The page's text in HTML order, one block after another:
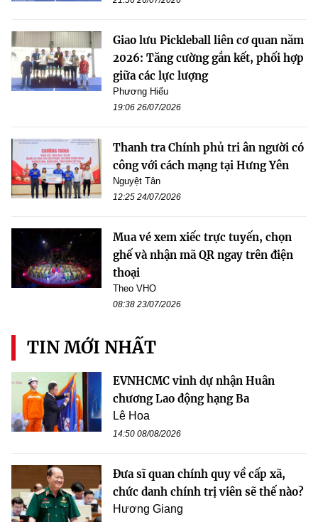
Giao lưu Pickleball liên cơ quan năm
2026: Tăng cường gắn kết, phối hợp
giữa các lực lượng
Phương Hiếu
19:06 26/07/2026
Thanh tra Chính phủ tri ân người có
công với cách mạng tại Hưng Yên
Nguyệt Tân
12:25 24/07/2026
Mua vé xem xiếc trực tuyến, chọn
ghế và nhận mã QR ngay trên điện
thoại
Theo VHO
08:38 23/07/2026
TIN MỚI NHẤT
EVNHCMC vinh dự nhận Huân
chương Lao động hạng Ba
Lê Hoa
14:50 08/08/2026
Đưa sĩ quan chính quy về cấp xã,
chức danh chính trị viên sẽ thế nào?
Hương Giang